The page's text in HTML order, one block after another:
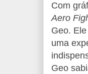
Com
Aero
Geo.
uma
Geo